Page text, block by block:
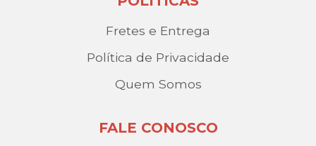
Fretes e Entrega
Política de Privacidade
Quem Somos
FALE CONOSCO